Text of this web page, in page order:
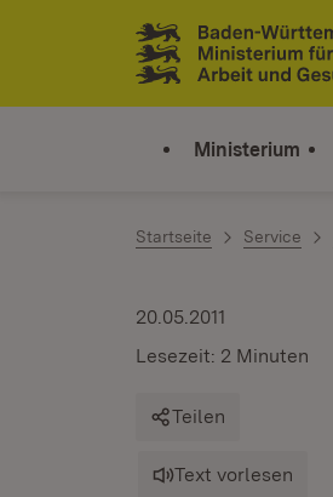
Zum Inhalt springen
Link zur Startseite
Ministerium
Startseite Service
20.05.2011
Lesezeit: 2 Minuten
Teilen
Text vorlesen